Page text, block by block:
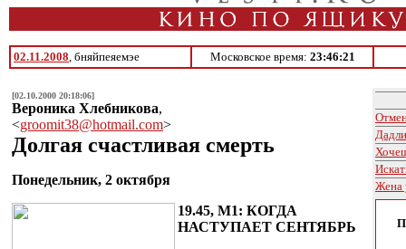
02.11.2008, бняйпеяемэе Московское время: 23:46:21
[02.10.2000 20:18:06]
Вероника Хлебникова,
<groomit38@hotmail.com>
Долгая счастливая смерть
Понедельник, 2 октября
19.45, М1: КОГДА
НАСТУПАЕТ СЕНТЯБРЬ
Жена